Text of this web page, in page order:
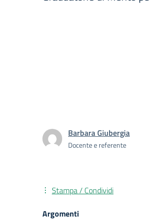
Barbara Giubergia
Docente e referente
Stampa / Condividi
Argomenti